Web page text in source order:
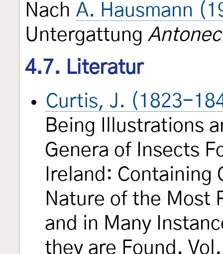
Nach A. Hausmann
Untergattung
4.7. Literatur
Curtis, J. (1823-
Being Illustrations
Genera of Insects
Ireland: Containing
Nature of the Most
and in Many
they are Found.